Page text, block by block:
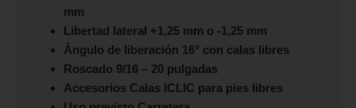
mm
Libertad lateral +1,25 mm o -1,25 mm
Ángulo de liberación 16° con calas libres
Roscado 9/16 – 20 pulgadas
Accesorios Calas ICLIC para pies libres